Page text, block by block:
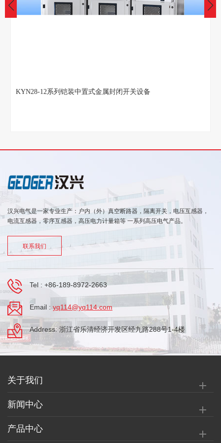
KYN28-12系列铠装中置式金属封闭开关设备
汉兴电气是一家专业生产：户内（外）真空断路器，隔离开关，电压互感器，
电流互感器，零序互感器，高压电力计量箱等 一系列高压电气产品。
联系我们
Tel : +86-189-8972-2663
Email : yq114@yq114.com
Address: 浙江省乐清经济开发区经九路288号1-4楼
关于我们
新闻中心
产品中心